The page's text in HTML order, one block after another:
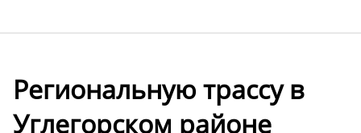
Региональную трассу в
Углегорском районе